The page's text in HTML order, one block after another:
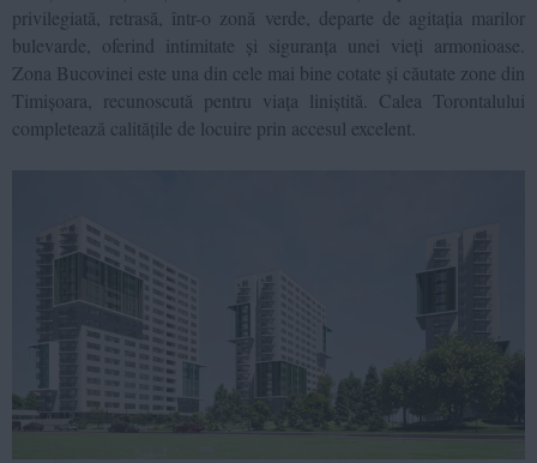
privilegiată, retrasă, într-o zonă verde, departe de agitația marilor
bulevarde, oferind intimitate și siguranța unei vieți armonioase.
Zona Bucovinei este una din cele mai bine cotate și căutate zone din
Timișoara, recunoscută pentru viața liniștită. Calea Torontalului
completează calitățile de locuire prin accesul excelent.